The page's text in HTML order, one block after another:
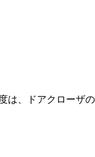
は、ドアクローザ